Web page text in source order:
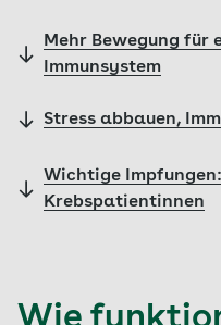
Mehr Bewegung
Immunsystem
Stress abbauen,
Wichtige
Krebspatientinnen